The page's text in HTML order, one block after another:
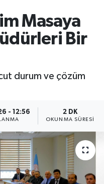
Masaya
Bir
durum ve çözüm
- 12:56 2 DK
OKUNMA SÜRESI